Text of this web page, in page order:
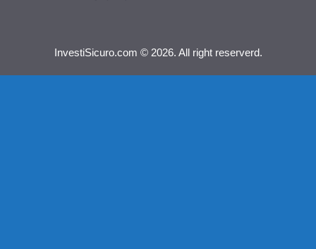
InvestiSicuro.com © 2026. All right reserverd.